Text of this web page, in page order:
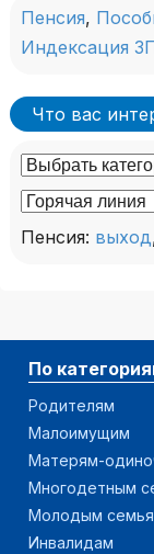
Пенсия,
Индексация
Что вас
Пенсия: выход
По
Родителям
Малоимущим
Матерям-
Многодетным
Молодым
Инвалидам